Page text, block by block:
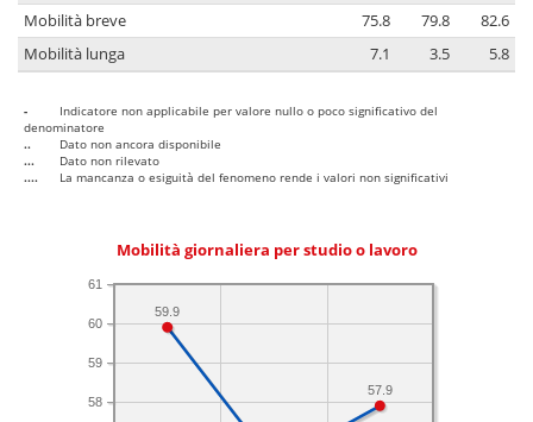
Mobilità breve
75.8 79.8
82.6
Mobilità lunga
7.1 3.5 5.8
-
Indicatore non applicabile per valore nullo o poco significativo del
denominatore
..
Dato non ancora disponibile
...
Dato non rilevato
....
La mancanza o esiguità del fenomeno rende i valori non significativi
Mobilità giornaliera per studio o lavoro
58
59
60
61
57.9
59.9